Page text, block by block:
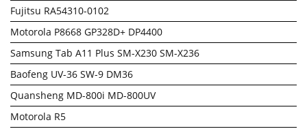
Fujitsu RA54310-0102
Motorola P8668 GP328D+ DP4400
Samsung Tab A11 Plus SM-X230 SM-X236
Baofeng UV-36 SW-9 DM36
Quansheng MD-800i MD-800UV
Motorola R5